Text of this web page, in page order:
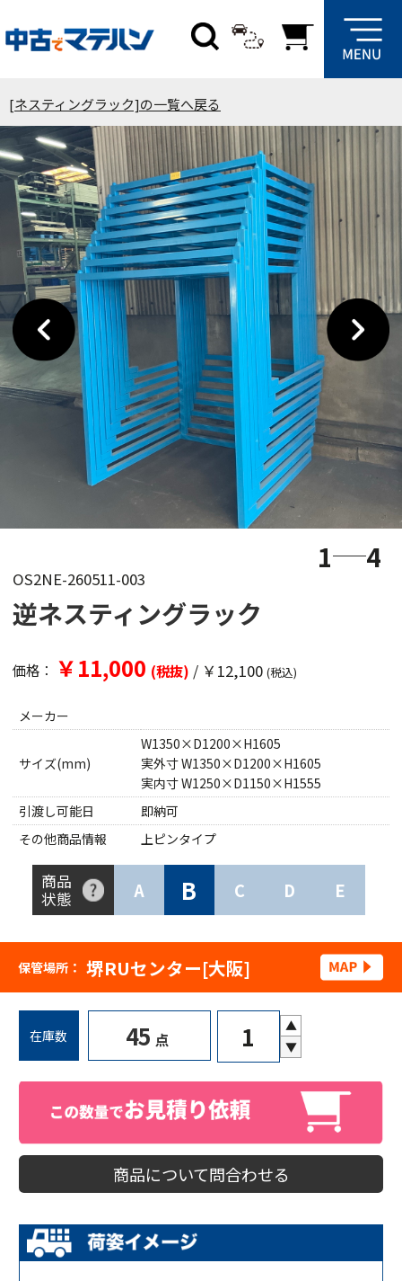
[ネスティングラック]の一覧へ戻る
1 4
OS2NE-260511-003
逆ネスティングラック
価格： ￥11,000 (税抜) / ￥12,100 (税込)
メーカー
サイズ(mm)
W1350×D1200×H1605
実外寸 W1350×D1200×H1605
実内寸 W1250×D1150×H1555
引渡し可能日
即納可
その他商品情報
上ピンタイプ
商品
状態
A B C D E
保管場所： 堺RUセンター[大阪]
在庫数 45 点
▲
▼
商品について問合わせる